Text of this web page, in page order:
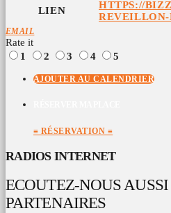
LIEN
HTTPS://
EMAIL
Rate it
1
2 3 4 5
AJOUTER AU CALENDRIER
≡ RÉSERVATION ≡
RADIOS INTERNET
ECOUTEZ-NOUS
PARTENAIRES